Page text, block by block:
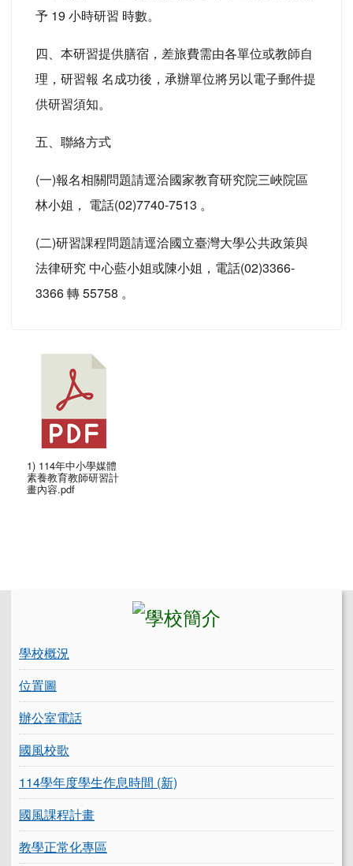
予 19 小時研習 時數。
四、本研習提供膳宿，差旅費需由各單位或教師自
理，研習報 名成功後，承辦單位將另以電子郵件提
供研習須知。
五、聯絡方式
(一)報名相關問題請逕洽國家教育研究院三峽院區
林小姐， 電話(02)7740-7513 。
(二)研習課程問題請逕洽國立臺灣大學公共政策與
法律研究 中心藍小姐或陳小姐，電話(02)3366-
3366 轉 55758 。
1) 114年中小學媒體
素養教育教師研習計
畫內容.pdf
學校概況
位置圖
辦公室電話
國風校歌
114學年度學生作息時間 (新)
國風課程計畫
教學正常化專區